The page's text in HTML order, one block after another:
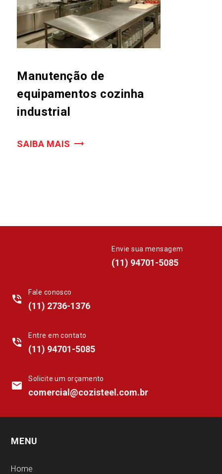
Manutenção de
equipamentos cozinha
industrial
SAIBA MAIS
Envie sua mensagem
(11) 94701-5085
phone_in_talk
Fale conosco
(11) 2736-1376
phone_in_talk
Entre em contato
(11) 94701-5085
mail
Solicite um orçamento
comercial@cozisteel.com.br
MENU
Home